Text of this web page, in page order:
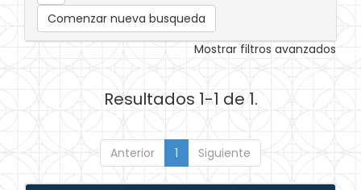
Comenzar nueva busqueda
Mostrar filtros avanzados
Resultados 1-1 de 1.
Anterior 1 Siguiente